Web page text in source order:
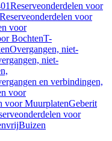
Reserveonderdelen voor
Reserveonderdelen voor
voor
BochtenT-
Overgangen, niet-
niet-
en verbindingen,
voor
voor MuurplatenGeberit
voor
Buizen